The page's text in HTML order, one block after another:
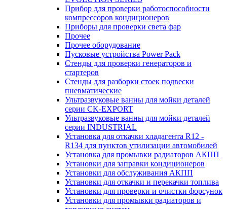
Прибор для проверки работоспособности
компрессоров кондиционеров
Приборы для проверки света фар
Прочее
Прочее оборудование
Пусковые устройства Power Pack
Стенды для проверки генераторов и
стартеров
Стенды для разборки стоек подвески
пневматические
Ультразвуковые ванны для мойки деталей
серии CK-EXPORT
Ультразвуковые ванны для мойки деталей
серии INDUSTRIAL
Установка для откачки хладагента R12 -
R134 для пунктов утилизации автомобилей
Установка для промывки радиаторов АКПП
Установки для заправки кондиционеров
Установки для обслуживания АКПП
Установки для откачки и перекачки топлива
Установки для проверки и очистки форсунок
Установки для промывки радиаторов и